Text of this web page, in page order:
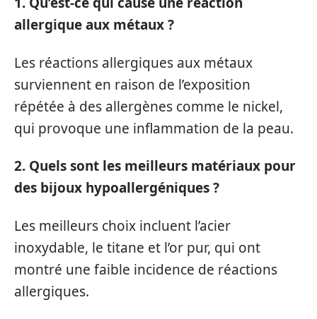
allergique aux métaux ?
Les réactions allergiques aux métaux
surviennent en raison de l’exposition
répétée à des allergènes comme le nickel,
qui provoque une inflammation de la peau.
2. Quels sont les meilleurs matériaux pour
des bijoux hypoallergéniques ?
Les meilleurs choix incluent l’acier
inoxydable, le titane et l’or pur, qui ont
montré une faible incidence de réactions
allergiques.